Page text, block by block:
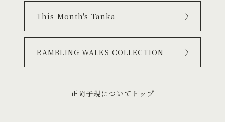
This Month's Tanka
RAMBLING WALKS COLLECTION
正岡子規についてトップ